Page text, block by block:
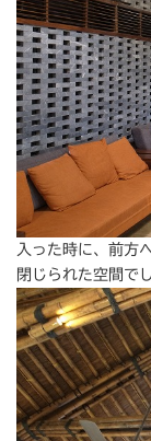
入った時に、前方
閉じられた空間で